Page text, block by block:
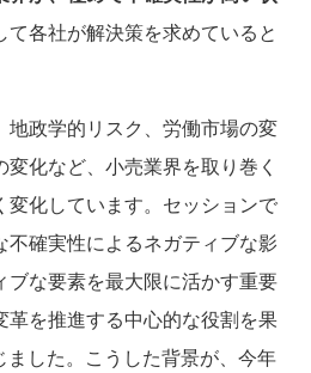
て各社が解決策を求めていると
政学的リスク、労働市場の変
化など、小売業界を取り巻く
変化しています。セッションで
不確実性によるネガティブな影
ブな要素を最大限に活かす重要
革を推進する中心的な役割を果
した。こうした背景が、今年